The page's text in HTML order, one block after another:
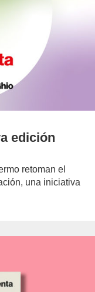
edición
retoman el
una iniciativa